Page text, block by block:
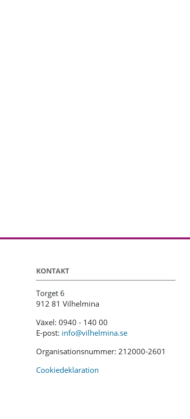
KONTAKT
Torget 6
912 81 Vilhelmina
Växel: 0940 - 140 00
E-post: info@vilhelmina.se
Organisationsnummer: 212000-2601
Cookiedeklaration